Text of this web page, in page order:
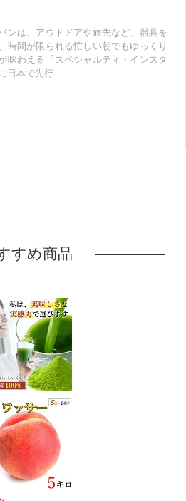
ンは、アウトドアや旅先など、器具を
時間が限られる忙しい朝でもゆっくり
味わえる「スペシャルティ・インスタ
日本で先行…
すめ商品